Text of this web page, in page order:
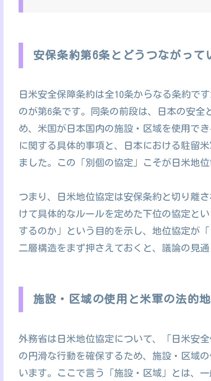
安保条約第6条とどうつながって
日米安全保障条約は全10条からなる条約で
のが第6条です。同条の前段は、日本の安
め、米国が日本国内の施設・区域を使用で
に関する具体的事項と、日本における駐留
ました。この「別個の協定」こそが日米地位
つまり、日米地位協定は安保条約と切り離
けて具体的なルールを定めた下位の協定と
するのか」という目的を示し、地位協定が
二層構造をまず押さえておくと、議論の見通
施設・区域の使用と米軍の法的
外務省は日米地位協定について、「日米安
の円滑な行動を確保するため、施設・区域
います。ここで言う「施設・区域」とは、